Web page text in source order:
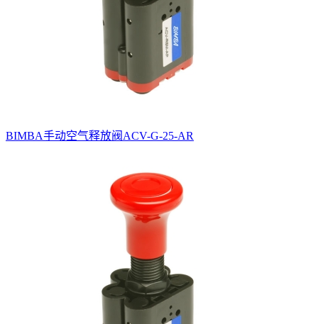
BIMBA手动空气释放阀ACV-G-25-AR